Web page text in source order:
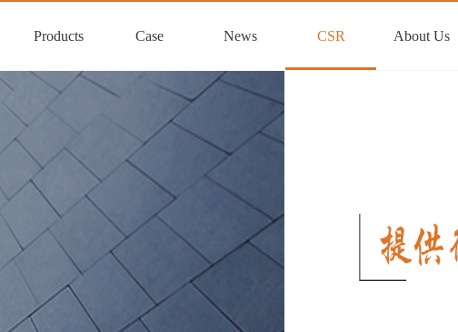
Products Case News CSR About Us